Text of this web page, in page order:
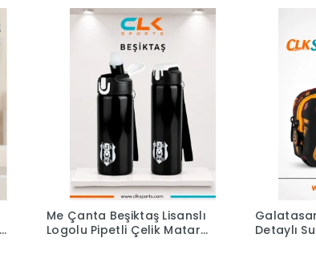
Me Çanta Beşiktaş Lisanslı
Logolu Pipetli Çelik Matara
Detaylı